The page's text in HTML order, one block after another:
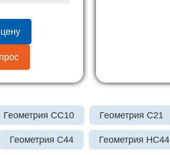
Геометрия СС10 Геометрия С21
Геометрия С44 Геометрия HC44